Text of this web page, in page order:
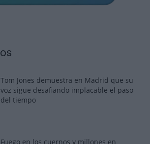
Tom Jones demuestra en Madrid que su
voz sigue desafiando implacable el paso
del tiempo
Fuego en los cuernos y millones en